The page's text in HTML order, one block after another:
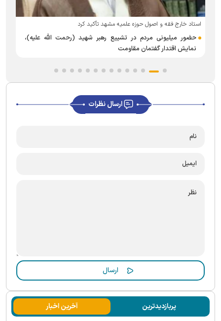
استاد خارج فقه و اصول حوزه علمیه مشهد تأکید کرد
حضور میلیونی مردم در تشییع رهبر شهید (رحمت الله علیه)،
نمایش اقتدار گفتمان مقاومت
ارسال نظرات
پربازدیدترین آخرین اخبار